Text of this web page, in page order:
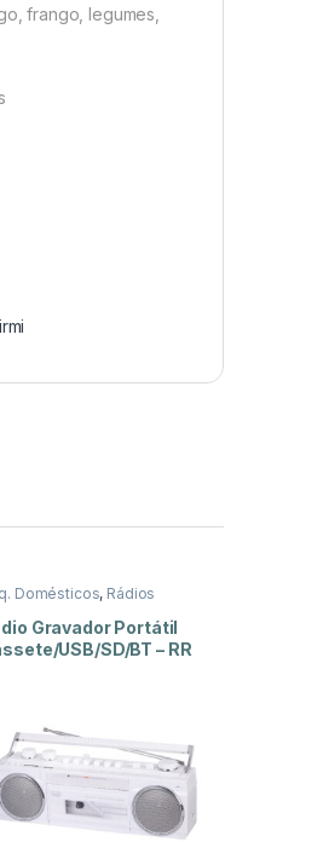
frango, legumes,
Domésticos, Rádios
Gravador Portátil
USB/SD/BT – RR